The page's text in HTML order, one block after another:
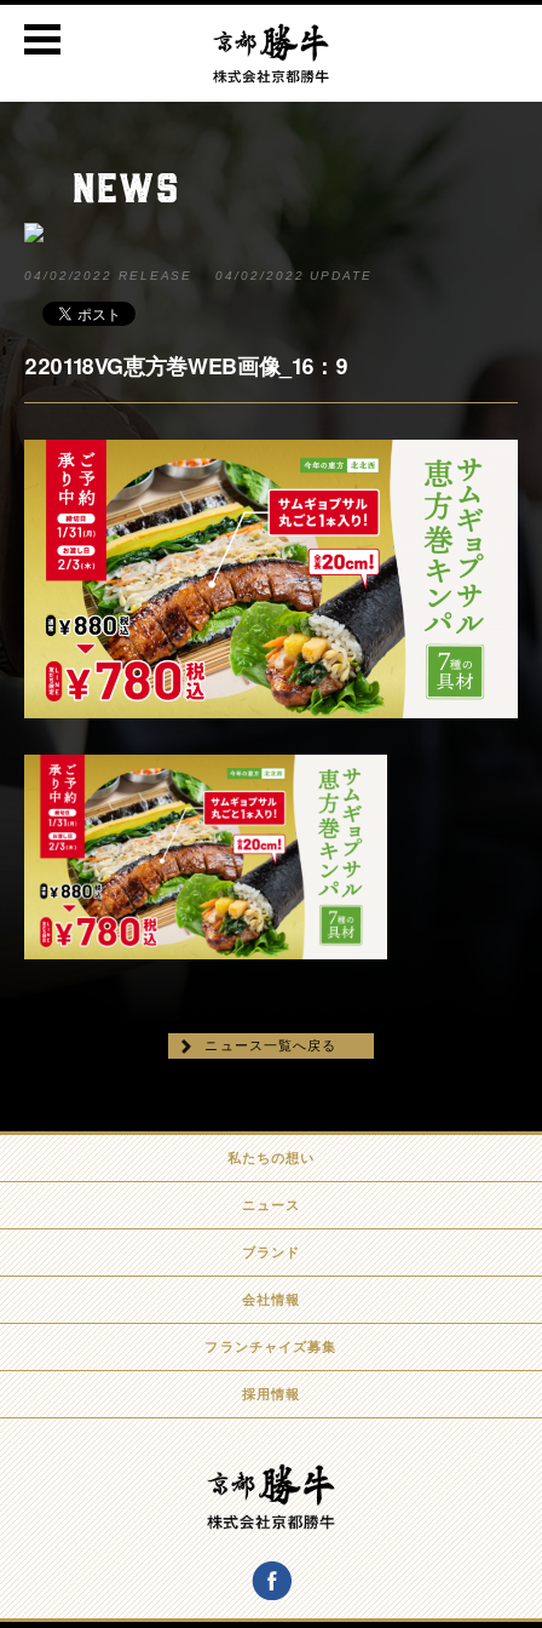
NEWS
04/02/2022 RELEASE 04/02/2022 UPDATE
220118VG恵方巻WEB画像_16：9
ニュース一覧へ戻る
私たちの想い
ニュース
ブランド
会社情報
フランチャイズ募集
採用情報